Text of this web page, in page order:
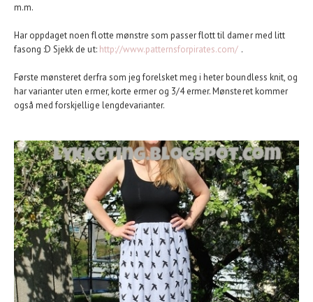
m.m.
Har oppdaget noen flotte mønstre som passer flott til damer med litt
fasong :D Sjekk de ut: http://www.patternsforpirates.com/ .
Første mønsteret derfra som jeg forelsket meg i heter boundless knit, og
har varianter uten ermer, korte ermer og 3/4 ermer. Mønsteret kommer
også med forskjellige lengdevarianter.